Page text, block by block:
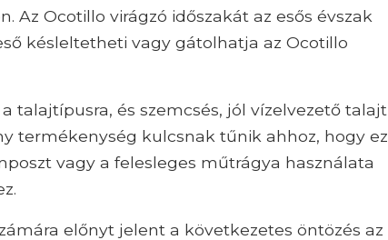
Az Ocotillo virágzó időszakát az esős évszak
késleltetheti vagy gátolhatja az Ocotillo
talajtípusra, és szemcsés, jól vízelvezető talajt
termékenység kulcsnak tűnik ahhoz, hogy ez
vagy a felesleges műtrágya használata
előnyt jelent a következetes öntözés az